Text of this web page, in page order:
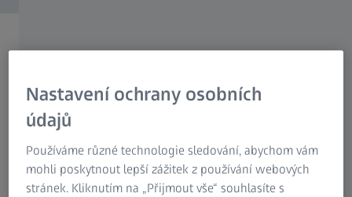
ZEISS Microscopy
Nastavení ochrany osobních
údajů
Používáme různé technologie sledování, abychom vám
mohli poskytnout lepší zážitek z používání webových
stránek. Kliknutím na „Přijmout vše“ souhlasíte s